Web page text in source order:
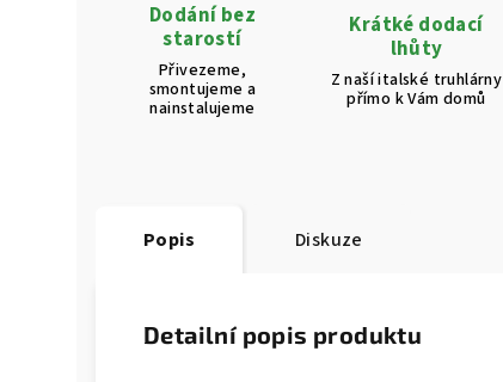
Dodání bez
starostí
Přivezeme,
smontujeme a
nainstalujeme
Krátké dodací
lhůty
Z naší italské truhlárny
přímo k Vám domů
Popis Diskuze
Detailní popis produktu